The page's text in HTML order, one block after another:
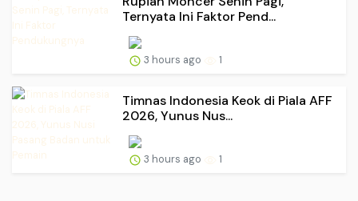
Ternyata Ini Faktor Pend...
3 hours ago 1
Timnas Indonesia Keok di Piala AFF
2026, Yunus Nus...
3 hours ago 1